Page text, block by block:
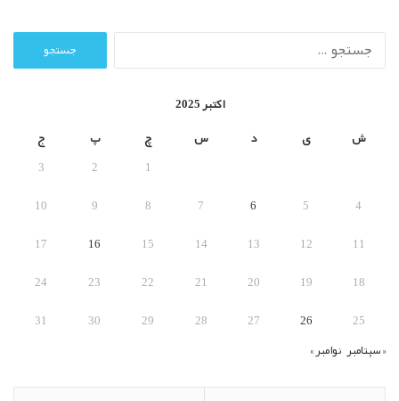
اکتبر 2025
ش
ی د س چ پ
ج
1
2
3
4
5
6
7
8
9
10
11
12
13
14
15
16
17
18
19
20
21
22
23
24
25
26
27
28
29
30
31
« سپتامبر نوامبر »